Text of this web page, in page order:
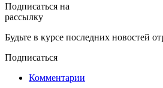
Подписаться на
рассылку
Будьте в курсе последних новостей
Подписаться
Комментарии